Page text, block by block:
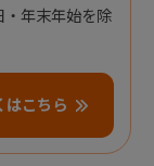
・年末年始を除
はこちら